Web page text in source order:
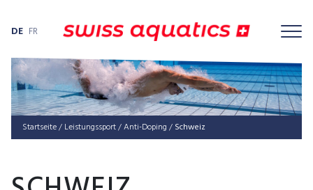
DE FR
Startseite/ Leis­tungs­sport/Anti-Doping / Schweiz